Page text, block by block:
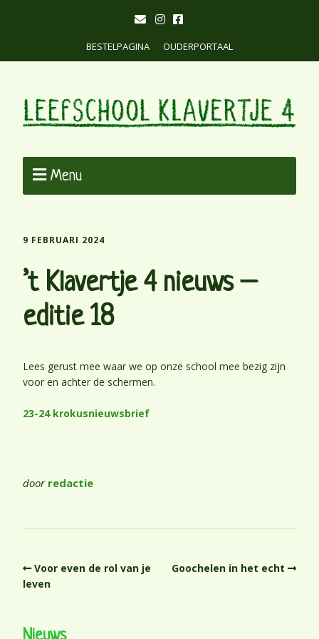
BESTELPAGINA OUDERPORTAAL
Menu
9 FEBRUARI 2024
’t Klavertje 4 nieuws –
editie 18
Lees gerust mee waar we op onze school mee bezig zijn
voor en achter de schermen.
23-24 krokusnieuwsbrief
door redactie
Voor even de rol van je
leven
Goochelen in het echt